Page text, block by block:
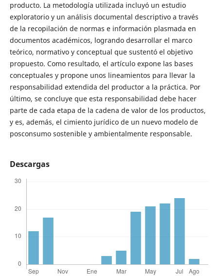
producto. La metodología utilizada incluyó un estudio
exploratorio y un análisis documental descriptivo a través
de la recopilación de normas e información plasmada en
documentos académicos, logrando desarrollar el marco
teórico, normativo y conceptual que sustentó el objetivo
propuesto. Como resultado, el artículo expone las bases
conceptuales y propone unos lineamientos para llevar la
responsabilidad extendida del productor a la práctica. Por
último, se concluye que esta responsabilidad debe hacer
parte de cada etapa de la cadena de valor de los productos,
y es, además, el cimiento jurídico de un nuevo modelo de
posconsumo sostenible y ambientalmente responsable.
Descargas